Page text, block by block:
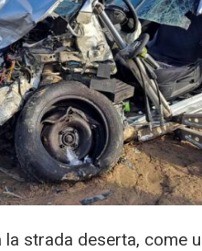
la strada deserta, come